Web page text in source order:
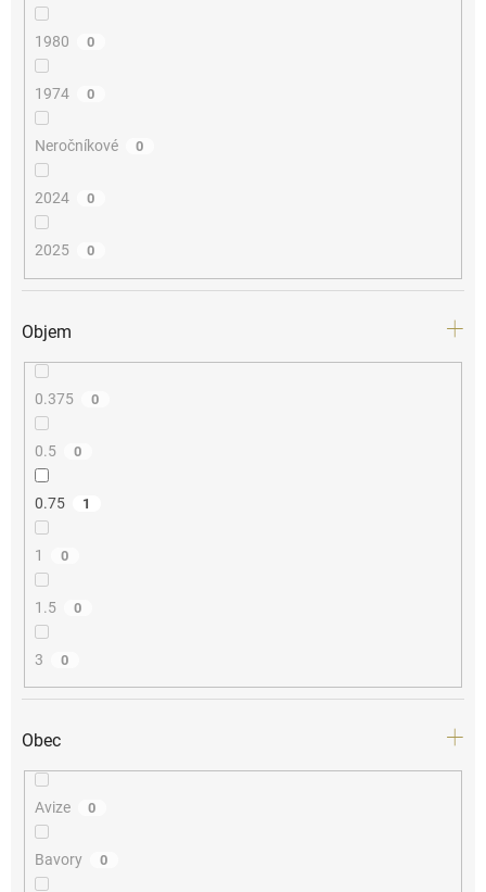
1980 0
1974 0
Neročníkové 0
2024 0
2025 0
Objem
0.375 0
0.5 0
0.75 1
1 0
1.5 0
3 0
Obec
Avize 0
Bavory 0